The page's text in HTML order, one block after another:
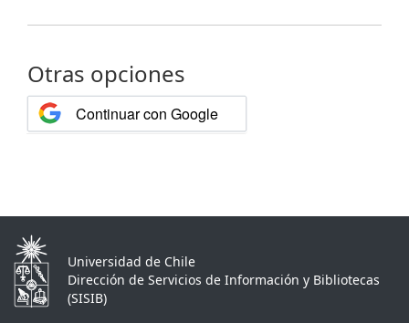
Otras opciones
Continuar con Google
Universidad de Chile
Dirección de Servicios de Información y Bibliotecas
(SISIB)